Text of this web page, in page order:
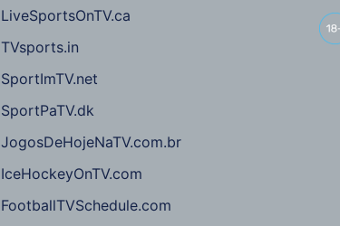
LiveSportsOnTV.ca
TVsports.in
SportImTV.net
SportPaTV.dk
JogosDeHojeNaTV.com.br
IceHockeyOnTV.com
FootballTVSchedule.com